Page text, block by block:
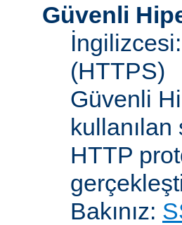
Güvenli
(HTTPS)
Güvenli
kullanılan
HTTP
Bakınız: